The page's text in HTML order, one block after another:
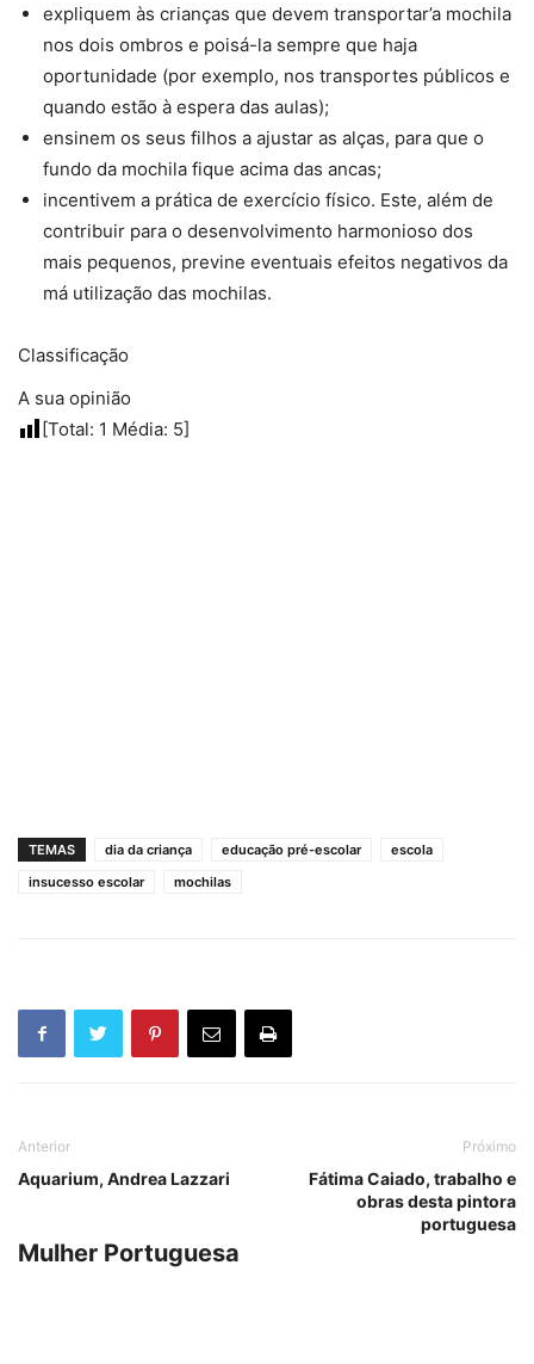
expliquem às crianças que devem transportar’a mochila
nos dois ombros e poisá-la sempre que haja
oportunidade (por exemplo, nos transportes públicos e
quando estão à espera das aulas);
ensinem os seus filhos a ajustar as alças, para que o
fundo da mochila fique acima das ancas;
incentivem a prática de exercício físico. Este, além de
contribuir para o desenvolvimento harmonioso dos
mais pequenos, previne eventuais efeitos negativos da
má utilização das mochilas.
Classificação
A sua opinião
[Total: 1 Média: 5]
TEMAS dia da criança educação pré-escolar
escola
insucesso escolar
mochilas
Anterior
Aquarium, Andrea Lazzari
Próximo
Fátima Caiado, trabalho e
obras desta pintora
portuguesa
Mulher Portuguesa